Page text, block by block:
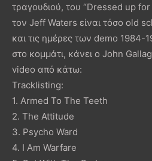
τραγουδιού, του “Dressed up
τον Jeff Waters είναι τόσο old
και τις ημέρες των demo 1984-
στο κομμάτι, κάνει ο John
video από κάτω:
Tracklisting:
1. Armed To The Teeth
2. The Attitude
3. Psycho Ward
4. I Am Warfare